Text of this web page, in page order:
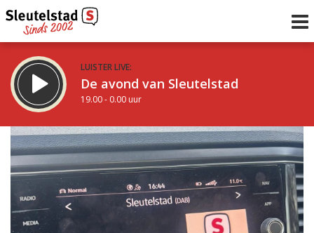
LUISTER LIVE:
De avond van Sleutelstad
19.00 - 0.00 uur
STRAKS:
De nacht van Sleutelstad
0.00 - 6.00 uur
Vorig uur
uur 1 van 0 Volgend uur